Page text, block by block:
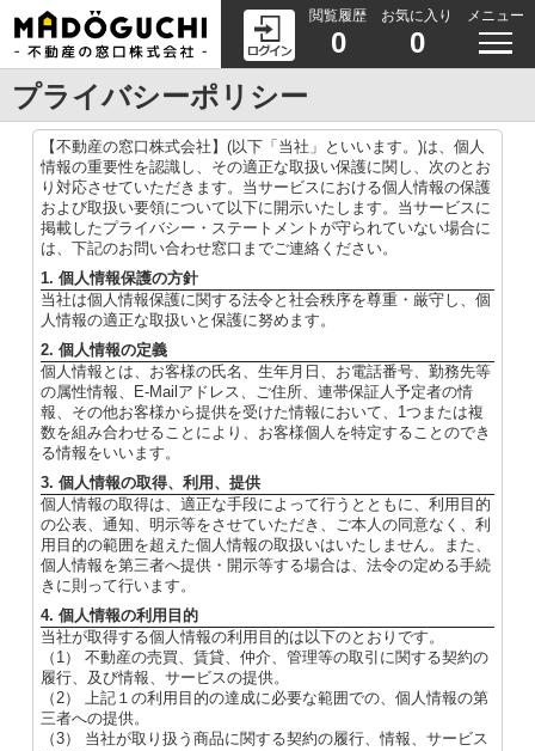
閲覧履歴
0
お気に入り
0
メニュー
プライバシーポリシー
【不動産の窓口株式会社】(以下「当社」といいます。)は、個人
情報の重要性を認識し、その適正な取扱い保護に関し、次のとお
り対応させていただきます。当サービスにおける個人情報の保護
および取扱い要領について以下に開示いたします。当サービスに
掲載したプライバシー・ステートメントが守られていない場合に
は、下記のお問い合わせ窓口までご連絡ください。
1. 個人情報保護の方針
当社は個人情報保護に関する法令と社会秩序を尊重・厳守し、個
人情報の適正な取扱いと保護に努めます。
2. 個人情報の定義
個人情報とは、お客様の氏名、生年月日、お電話番号、勤務先等
の属性情報、E-Mailアドレス、ご住所、連帯保証人予定者の情
報、その他お客様から提供を受けた情報において、1つまたは複
数を組み合わせることにより、お客様個人を特定することのでき
る情報をいいます。
3. 個人情報の取得、利用、提供
個人情報の取得は、適正な手段によって行うとともに、利用目的
の公表、通知、明示等をさせていただき、ご本人の同意なく、利
用目的の範囲を超えた個人情報の取扱いはいたしません。また、
個人情報を第三者へ提供・開示等する場合は、法令の定める手続
きに則って行います。
4. 個人情報の利用目的
当社が取得する個人情報の利用目的は以下のとおりです。
（1） 不動産の売買、賃貸、仲介、管理等の取引に関する契約の
履行、及び情報、サービスの提供。
（2） 上記１の利用目的の達成に必要な範囲での、個人情報の第
三者への提供。
（3） 当社が取り扱う商品に関する契約の履行、情報、サービス